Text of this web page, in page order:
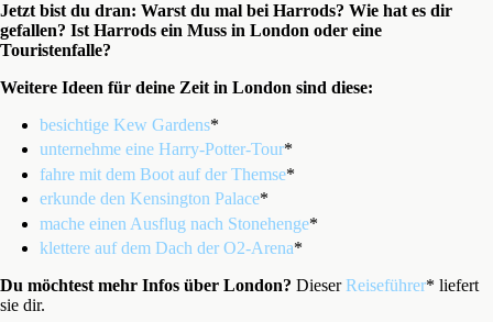
Jetzt bist du dran: Warst du mal bei Harrods? Wie hat es dir
gefallen? Ist Harrods ein Muss in London oder eine
Touristenfalle?
Weitere Ideen für deine Zeit in London sind diese:
besichtige Kew Gardens*
unternehme eine Harry-Potter-Tour*
fahre mit dem Boot auf der Themse*
erkunde den Kensington Palace*
mache einen Ausflug nach Stonehenge*
klettere auf dem Dach der O2-Arena*
Du möchtest mehr Infos über London? DieserReiseführer* liefert
sie dir.